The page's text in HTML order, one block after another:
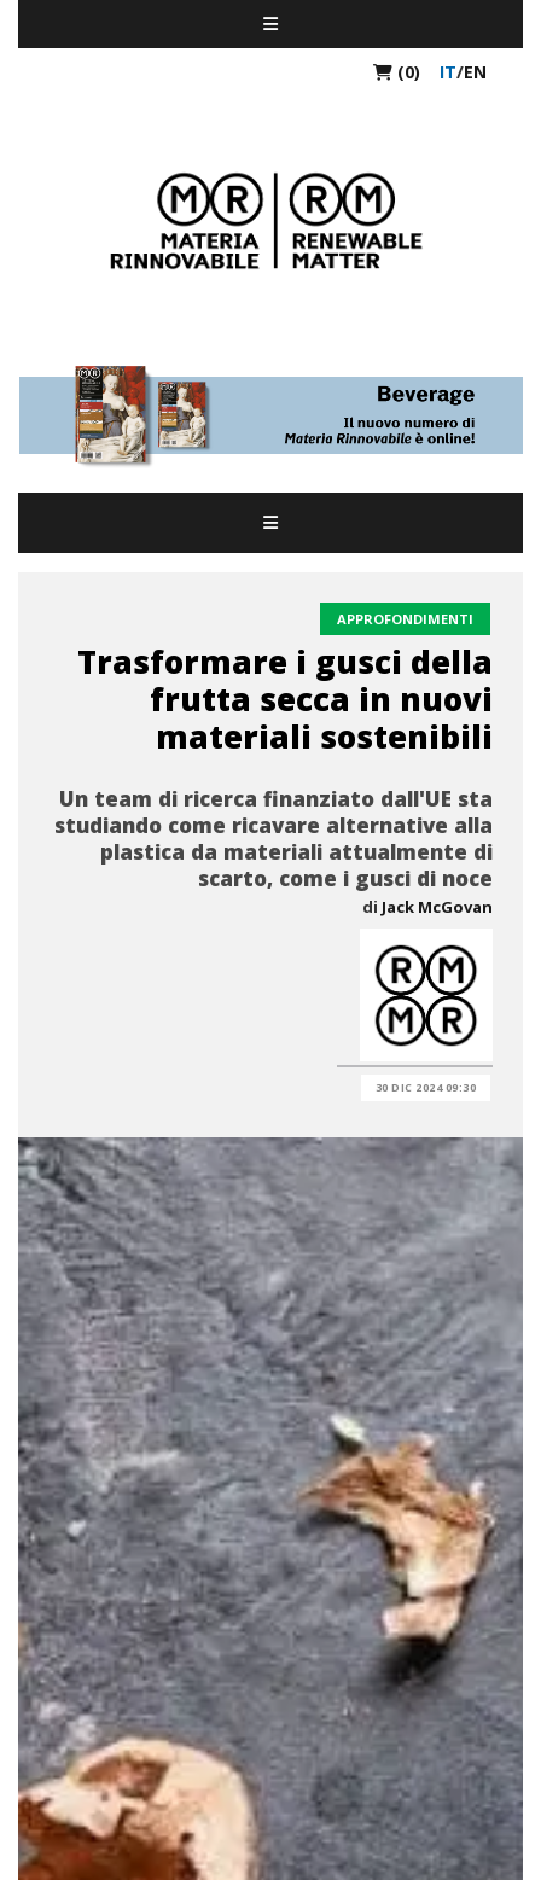
(0) IT/EN
APPROFONDIMENTI
Trasformare i gusci della
frutta secca in nuovi
materiali sostenibili
Un team di ricerca finanziato dall'UE sta
studiando come ricavare alternative alla
plastica da materiali attualmente di
scarto, come i gusci di noce
di Jack McGovan
30 DIC 2024 09:30